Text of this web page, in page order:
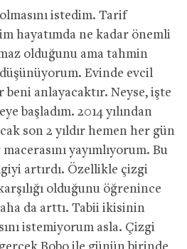
istedim. Tarif
hayatımda ne kadar önemli
olduğunu ama tahmin
Evinde evcil
beni anlayacaktır. Neyse, işte
başladım. 2014 yılından
son 2 yıldır hemen her gün
yayımlıyorum. Bu
artırdı. Özellikle çizgi
olduğunu öğrenince
da arttı. Tabii ikisinin
istemiyorum asla. Çizgi